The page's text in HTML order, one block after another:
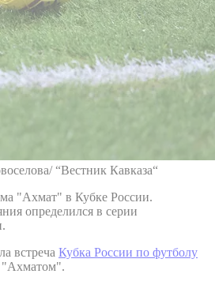
“Вестник Кавказа“
"Ахмат" в Кубке России.
определился в серии
встреча Кубка России по футболу
"Ахматом".